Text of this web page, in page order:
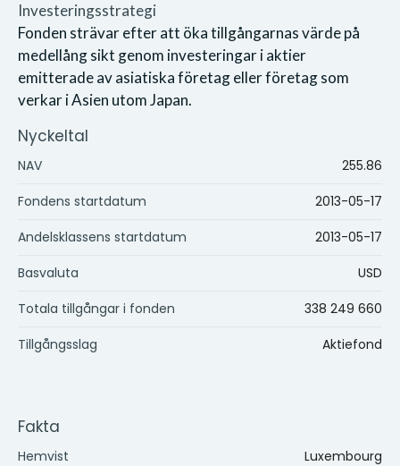
Investeringsstrategi
Fonden strävar efter att öka tillgångarnas värde på
medellång sikt genom investeringar i aktier
emitterade av asiatiska företag eller företag som
verkar i Asien utom Japan.
Nyckeltal
NAV 255.86
Fondens startdatum
2013-05-17
Andelsklassens startdatum
2013-05-17
Basvaluta
USD
Totala tillgångar i fonden
338 249 660
Tillgångsslag
Aktiefond
Fakta
Hemvist Luxembourg